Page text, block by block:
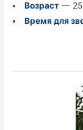
Возраст— 25
Время для